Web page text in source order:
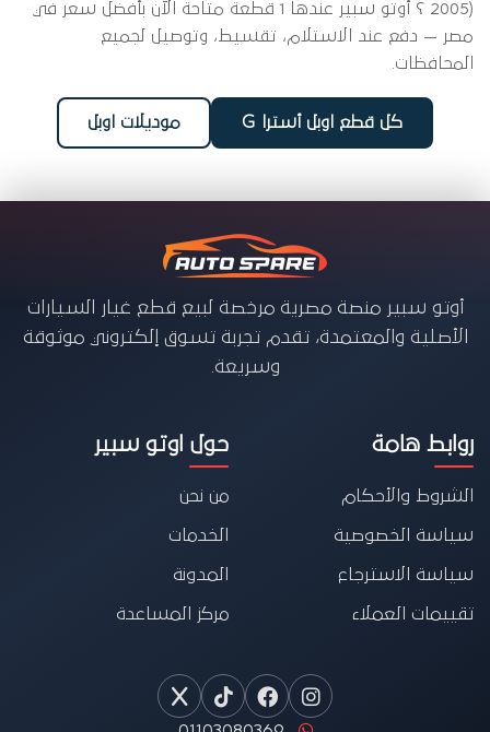
2005) ؟ أوتو سبير عندها 1 قطعة متاحة الآن بأفضل سعر في
مصر — دفع عند الاستلام، تقسيط، وتوصيل لجميع
المحافظات.
كل قطع اوبل أسترا G موديلات اوبل
أوتو سبير منصة مصرية مرخصة لبيع قطع غيار السيارات
الأصلية والمعتمدة، تقدم تجربة تسوق إلكتروني موثوقة
وسريعة.
روابط هامة
الشروط والأحكام
سياسة الخصوصية
سياسة الاسترجاع
تقييمات العملاء
حول اوتو سبير
من نحن
الخدمات
المدونة
مركز المساعدة